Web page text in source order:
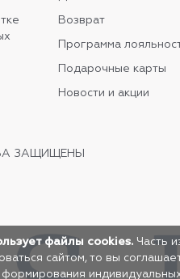
ЗАЩИЩЕНЫ
Возврат
Программа
Подарочные карты
Новости и акции
файлы cookies. Часть
сайтом, то вы